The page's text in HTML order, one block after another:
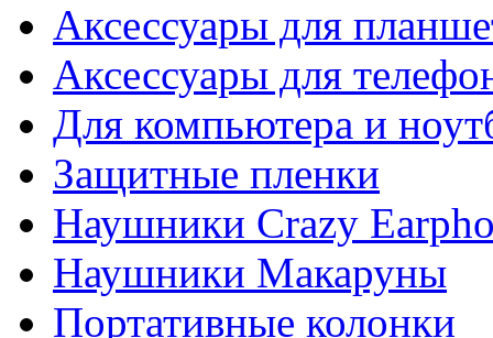
Аксессуары для
Аксессуары для
Для компьютера и
Защитные пленки
Наушники Crazy
Наушники Макаруны
Портативные колонки